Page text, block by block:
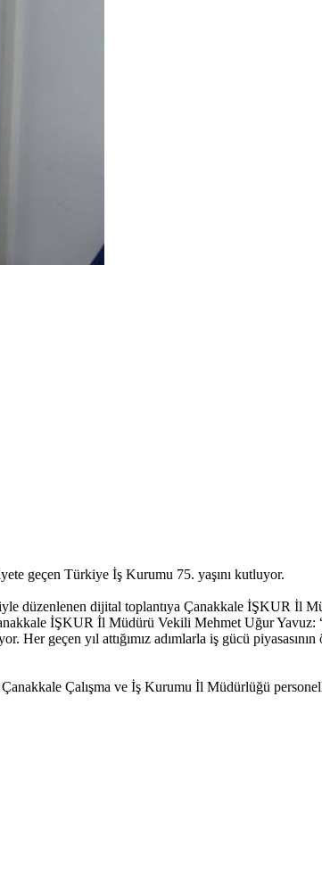
geçen Türkiye İş Kurumu 75. yaşını kutluyor.
düzenlenen dijital toplantıya Çanakkale İŞKUR İl
İŞKUR İl Müdürü Vekili Mehmet Uğur Yavuz:
geçen yıl attığımız adımlarla iş gücü piyasasının
Çalışma ve İş Kurumu İl Müdürlüğü